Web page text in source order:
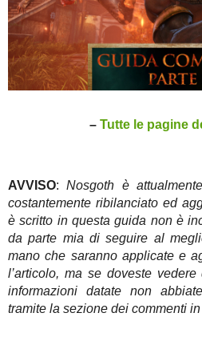
– Tutte le pagine
AVVISO:Nosgoth è
costantemente ribilanciato ed
è scritto in questa guida non è
da parte mia di seguire al
mano che saranno applicate e
l’articolo, ma se doveste
informazioni datate non
tramite la sezione dei commenti